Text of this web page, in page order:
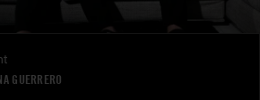
GUERRERO